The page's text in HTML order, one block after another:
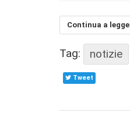
Continua a
Tag: notizie
Tweet